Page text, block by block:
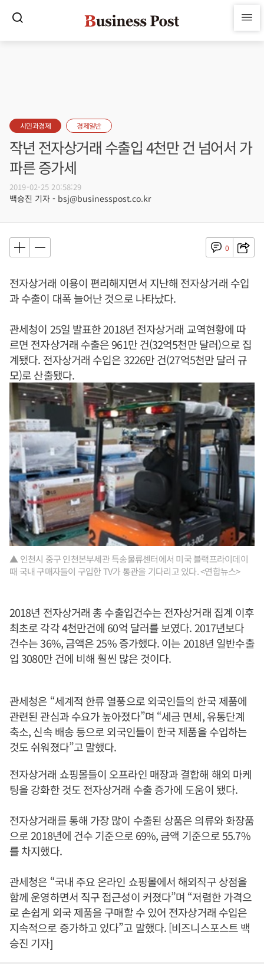
시민과경제 경제일반
작년 전자상거래 수출입 4천만 건 넘어서 가
파른 증가세
2019-02-25 20:58:29
백승진 기자 - bsj@businesspost.co.kr
0
전자상거래 이용이 편리해지면서 지난해 전자상거래 수입
과 수출이 대폭 늘어난 것으로 나타났다.
관세청이 25일 발표한 2018년 전자상거래 교역현황에 따
르면 전자상거래 수출은 961만 건(32억5천만 달러)으로 집
계됐다. 전자상거래 수입은 3226만 건(27억5천만 달러 규
모)로 산출됐다.
▲ 인천시 중구 인천본부세관 특송물류센터에서 미국 블랙프라이데이
때 국내 구매자들이 구입한 TV가 통관을 기다리고 있다. <연합뉴스>
2018년 전자상거래 총 수출입건수는 전자상거래 집계 이후
최초로 각각 4천만건에 60억 달러를 보였다. 2017년보다
건수는 36%, 금액은 25% 증가했다. 이는 2018년 일반수출
입 3080만 건에 비해 훨씬 많은 것이다.
관세청은 “세계적 한류 열풍으로 외국인들의 한국 제품에
관련된 관심과 수요가 높아졌다”며 “세금 면세, 유통단계
축소, 신속 배송 등으로 외국인들이 한국 제품을 수입하는
것도 쉬워졌다”고 말했다.
전자상거래 쇼핑몰들이 오프라인 매장과 결합해 해외 마케
팅을 강화한 것도 전자상거래 수출 증가에 도움이 됐다.
전자상거래를 통해 가장 많이 수출된 상품은 의류와 화장품
으로 2018년에 건수 기준으로 69%, 금액 기준으로 55.7%
를 차지했다.
관세청은 “국내 주요 온라인 쇼핑몰에서 해외직구 상점을
함께 운영하면서 직구 접근성이 커졌다”며 “저렴한 가격으
로 손쉽게 외국 제품을 구매할 수 있어 전자상거래 수입은
지속적으로 증가하고 있다”고 말했다. [비즈니스포스트 백
승진 기자]